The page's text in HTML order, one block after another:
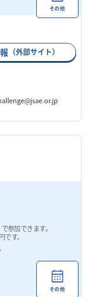
その他
（外部サイト）
参加できます。
す。
その他